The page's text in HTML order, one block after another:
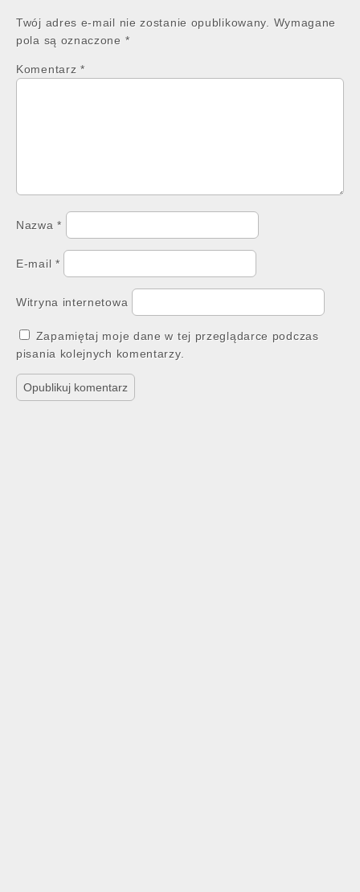
Twój adres e-mail nie zostanie opublikowany.
Wymagane
pola są oznaczone *
Komentarz *
Nazwa*
E-mail *
Witryna internetowa
Zapamiętaj moje dane w tej przeglądarce podczas
pisania kolejnych komentarzy.